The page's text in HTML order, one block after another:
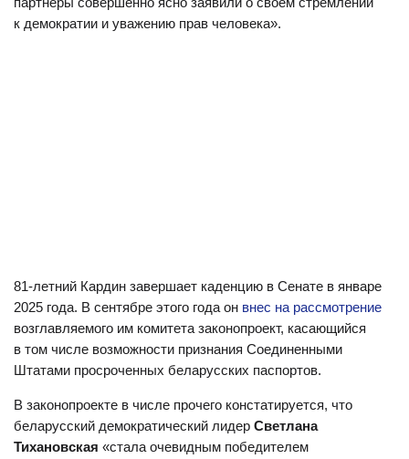
к демократии и уважению прав человека».
81-летний Кардин завершает каденцию в Сенате в январе
2025 года. В сентябре этого года он внес на рассмотрение
возглавляемого им комитета законопроект, касающийся
в том числе возможности признания Соединенными
Штатами просроченных беларусских паспортов.
В законопроекте в числе прочего констатируется, что
беларусский демократический лидер Светлана
Тихановская «стала очевидным победителем